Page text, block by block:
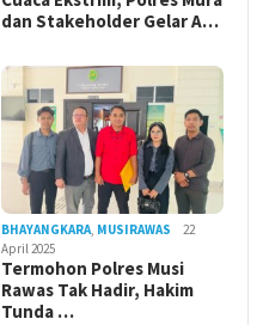
dan Stakeholder Gelar A…
BHAYANGKARA, MUSIRAWAS
22
April 2025
Termohon Polres Musi
Rawas Tak Hadir, Hakim
Tunda …